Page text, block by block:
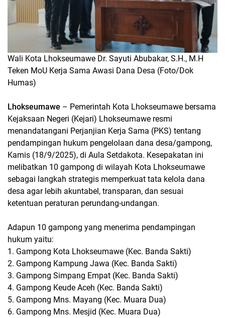
Wali Kota Lhokseumawe Dr. Sayuti Abubakar, S.H., M.H
Teken MoU Kerja Sama Awasi Dana Desa (Foto/Dok
Humas)
Lhokseumawe – Pemerintah Kota Lhokseumawe bersama
Kejaksaan Negeri (Kejari) Lhokseumawe resmi
menandatangani Perjanjian Kerja Sama (PKS) tentang
pendampingan hukum pengelolaan dana desa/gampong,
Kamis (18/9/2025), di Aula Setdakota. Kesepakatan ini
melibatkan 10 gampong di wilayah Kota Lhokseumawe
sebagai langkah strategis memperkuat tata kelola dana
desa agar lebih akuntabel, transparan, dan sesuai
ketentuan peraturan perundang-undangan.
Adapun 10 gampong yang menerima pendampingan
hukum yaitu:
1. Gampong Kota Lhokseumawe (Kec. Banda Sakti)
2. Gampong Kampung Jawa (Kec. Banda Sakti)
3. Gampong Simpang Empat (Kec. Banda Sakti)
4. Gampong Keude Aceh (Kec. Banda Sakti)
5. Gampong Mns. Mayang (Kec. Muara Dua)
6. Gampong Mns. Mesjid (Kec. Muara Dua)